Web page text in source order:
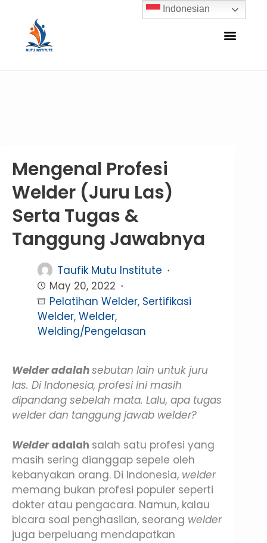
Mengenal Profesi
Welder (Juru Las)
Serta Tugas &
Tanggung Jawabnya
Taufik Mutu Institute
May 20, 2022
Pelatihan Welder, Sertifikasi
Welder, Welder,
Welding/Pengelasan
Welder adalahsebutan lain untuk juru
las. Di Indonesia, profesi ini masih
dipandang sebelah mata. Lalu, apa tugas
welder dan tanggung jawab welder?
Welderadalah salah satu profesi yang
masih sering dianggap sepele oleh
kebanyakan orang. Di Indonesia, welder
memang bukan profesi populer seperti
dokter atau pengacara. Namun, kalau
bicara soal penghasilan, seorang welder
juga berpeluang mendapatkan
Indonesian